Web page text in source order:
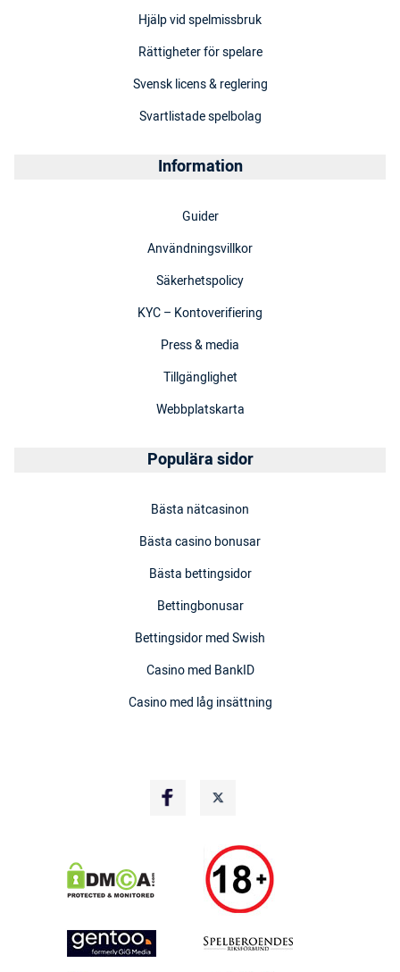
Hjälp vid spelmissbruk
Rättigheter för spelare
Svensk licens & reglering
Svartlistade spelbolag
Information
Guider
Användningsvillkor
Säkerhetspolicy
KYC – Kontoverifiering
Press & media
Tillgänglighet
Webbplatskarta
Populära sidor
Bästa nätcasinon
Bästa casino bonusar
Bästa bettingsidor
Bettingbonusar
Bettingsidor med Swish
Casino med BankID
Casino med låg insättning